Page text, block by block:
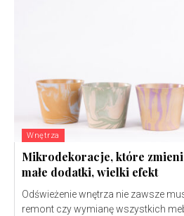
Wnętrza
Mikrodekoracje, które
małe dodatki, wielki efekt
Odświeżenie wnętrza nie zawsze
remont czy wymianę wszystkich